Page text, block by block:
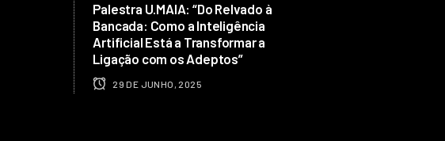
Palestra U.MAIA: “Do Relvado à
Bancada: Como a Inteligência
Artificial Está a Transformar a
Ligação com os Adeptos”
29 DE JUNHO, 2025